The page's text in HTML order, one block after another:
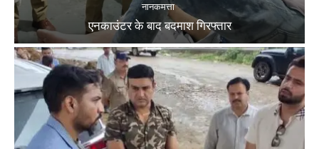
नानकमत्ता
एनकाउंटर के बाद बदमाश गिरफ्तार